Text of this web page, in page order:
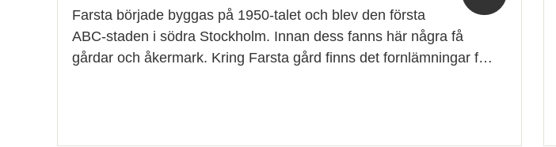
Farsta började byggas på 1950-talet och blev den första
ABC-staden i södra Stockholm. Innan dess fanns här några få
gårdar och åkermark. Kring Farsta gård finns det fornlämningar f…